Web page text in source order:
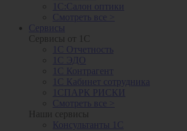
1С:Салон оптики
Смотреть все >
Сервисы
Сервисы от 1С
1С Отчетность
1С ЭДО
1С Контрагент
1С Кабинет сотрудника
1СПАРК РИСКИ
Смотреть все >
Наши сервисы
Консультанты 1С